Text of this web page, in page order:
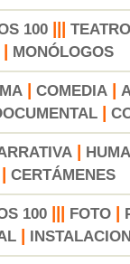
100||| TEATRO
MONÓLOGOS
COMEDIA
|
CERTÁMENES
100 FOTO